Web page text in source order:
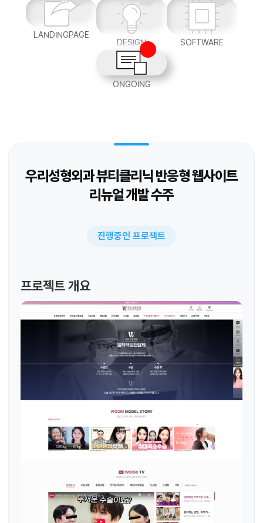
LANDINGPAGE
DESIGN
SOFTWARE
ONGOING
우리성형외과 뷰티클리닉 반응형 웹사이트
리뉴얼 개발 수주
진행중인 프로젝트
프로젝트 개요